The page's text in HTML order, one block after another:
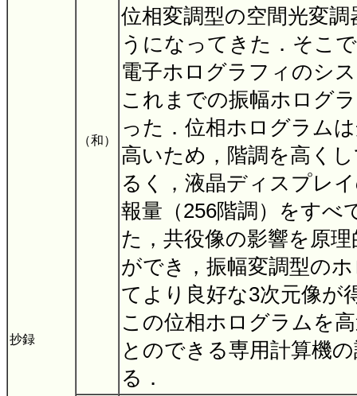
抄録
（和）
位相変調型の空間光変
うになってきた．そこ
電子ホログラフィのシ
これまでの振幅ホログ
った．位相ホログラム
高いため，階調を高く
るく，液晶ディスプレ
報量（256階調）をすべ
た，共役像の影響を原
ができ，振幅変調型の
てより良好な3次元像が
この位相ホログラムを
とのできる専用計算機
る．